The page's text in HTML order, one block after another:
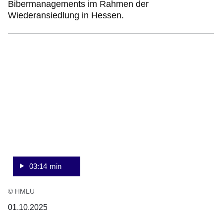
Bibermanagements im Rahmen der
Wiederansiedlung in Hessen.
03:14 min
© HMLU
01.10.2025